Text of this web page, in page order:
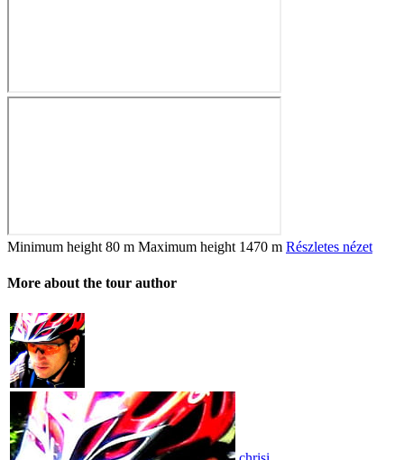
Minimum height 80 m Maximum height 1470 m Részletes nézet
More about the tour author